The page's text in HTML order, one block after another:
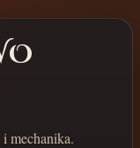
mechanika.